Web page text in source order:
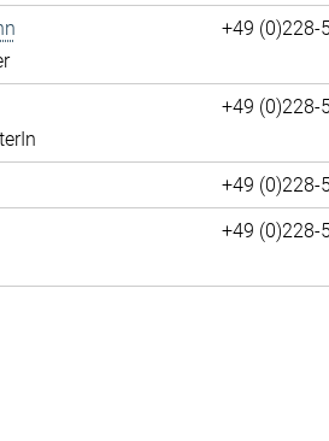
+49 (0)228-
+49 (0)228-
+49 (0)228-
+49 (0)228-